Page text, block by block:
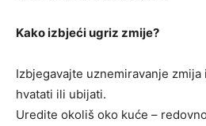
Kako izbjeći ugriz zmije?
Izbjegavajte uznemiravanje zmija
hvatati ili ubijati.
Uredite okoliš oko kuće –